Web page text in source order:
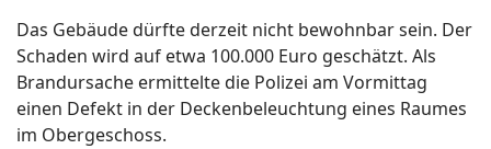
Das Gebäude dürfte derzeit nicht bewohnbar sein. Der
Schaden wird auf etwa 100.000 Euro geschätzt. Als
Brandursache ermittelte die Polizei am Vormittag
einen Defekt in der Deckenbeleuchtung eines Raumes
im Obergeschoss.